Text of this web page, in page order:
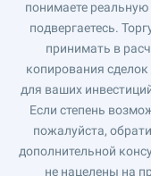
понимаете
подвергаетесь.
принимать в
копирования
для ваших
Если степень
пожалуйста,
дополнительной
не нацелены на